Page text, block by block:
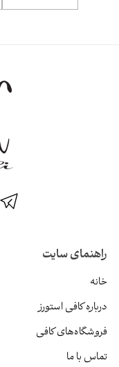
راهنمای سایت
خانه
درباره کافی استورز
فروشگاه‌های کافی
تماس با ما